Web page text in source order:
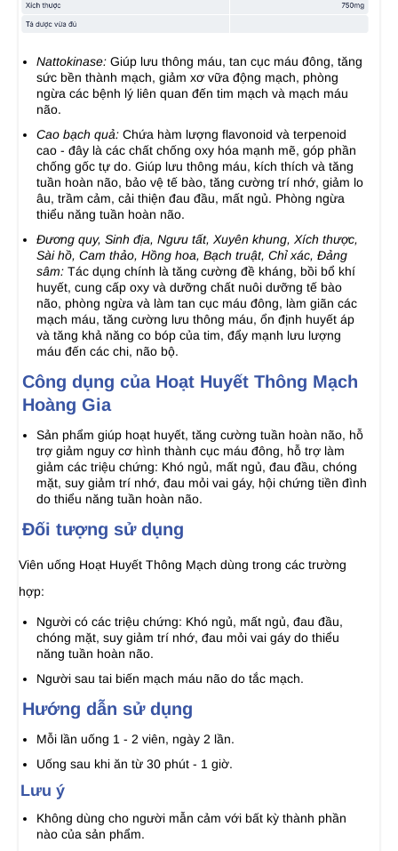
Nattokinase: Giúp lưu thông máu, tan cục máu đông, tăng
sức bền thành mạch, giảm xơ vữa động mạch, phòng
ngừa các bệnh lý liên quan đến tim mạch và mạch máu
não.
Cao bạch quả: Chứa hàm lượng flavonoid và terpenoid
cao - đây là các chất chống oxy hóa mạnh mẽ, góp phần
chống gốc tự do. Giúp lưu thông máu, kích thích và tăng
tuần hoàn não, bảo vệ tế bào, tăng cường trí nhớ, giảm lo
âu, trầm cảm, cải thiện đau đầu, mất ngủ. Phòng ngừa
thiểu năng tuần hoàn não.
Đương quy, Sinh địa, Ngưu tất, Xuyên khung, Xích thược,
Sài hồ, Cam thảo, Hồng hoa, Bạch truật, Chỉ xác, Đảng
sâm: Tác dụng chính là tăng cường đề kháng, bồi bổ khí
huyết, cung cấp oxy và dưỡng chất nuôi dưỡng tế bào
não, phòng ngừa và làm tan cục máu đông, làm giãn các
mạch máu, tăng cường lưu thông máu, ổn định huyết áp
và tăng khả năng co bóp của tim, đẩy mạnh lưu lượng
máu đến các chi, não bộ.
Công dụng của Hoạt Huyết Thông Mạch
Hoàng Gia
Sản phẩm giúp hoạt huyết, tăng cường tuần hoàn não, hỗ
trợ giảm nguy cơ hình thành cục máu đông, hỗ trợ làm
giảm các triệu chứng: Khó ngủ, mất ngủ, đau đầu, chóng
mặt, suy giảm trí nhớ, đau mỏi vai gáy, hội chứng tiền đình
do thiểu năng tuần hoàn não.
Đối tượng sử dụng
Viên uống Hoạt Huyết Thông Mạch dùng trong các trường
hợp:
Người có các triệu chứng: Khó ngủ, mất ngủ, đau đầu,
chóng mặt, suy giảm trí nhớ, đau mỏi vai gáy do thiểu
năng tuần hoàn não.
Người sau tai biến mạch máu não do tắc mạch.
Hướng dẫn sử dụng
Mỗi lần uống 1 - 2 viên, ngày 2 lần.
Uống sau khi ăn từ 30 phút - 1 giờ.
Lưu ý
Không dùng cho người mẫn cảm với bất kỳ thành phần
nào của sản phẩm.